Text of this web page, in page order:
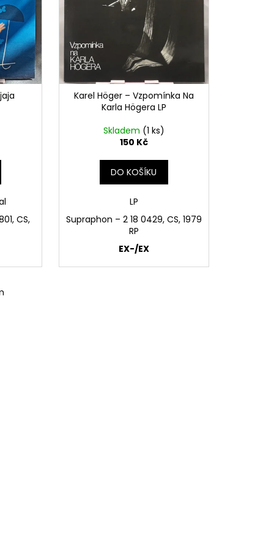
CS,
Karel Höger – Vzpomínka Na
Karla Högera LP
Skladem (1 ks)
150 Kč
DO KOŠÍKU
LP
Supraphon – 2 18 0429, CS, 1979
RP
EX-/EX
PIPER AT THE GATES